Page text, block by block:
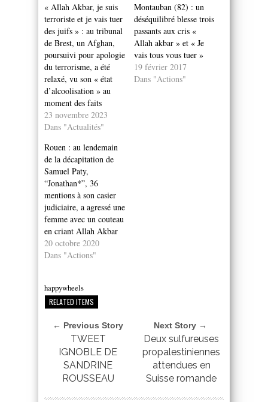
« Allah Akbar, je suis
terroriste et je vais tuer
des juifs » : au tribunal
de Brest, un Afghan,
poursuivi pour apologie
du terrorisme, a été
relaxé, vu son « état
d’alcoolisation » au
moment des faits
23 novembre 2023
Dans "Actualités"
Montauban (82) : un
déséquilibré blesse trois
passants aux cris «
Allah akbar » et « Je
vais tous vous tuer »
19 février 2017
Dans "Actions"
Rouen : au lendemain
de la décapitation de
Samuel Paty,
“Jonathan*”, 36
mentions à son casier
judiciaire, a agressé une
femme avec un couteau
en criant Allah Akbar
20 octobre 2020
Dans "Actions"
happywheels
RELATED ITEMS
← Previous Story
TWEET
IGNOBLE DE
SANDRINE
ROUSSEAU
Next Story →
Deux sulfureuses
propalestiniennes
attendues en
Suisse romande